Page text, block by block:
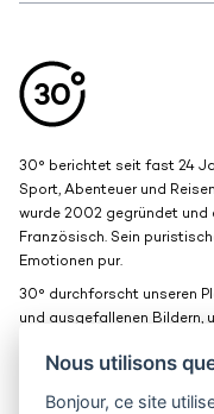
30° berichtet seit fast 24
Sport, Abenteuer und
wurde 2002 gegründet und
Französisch. Sein
Emotionen pur.
30° durchforscht unseren
und ausgefallenen Bildern,
Nous utilisons
Bonjour, ce site